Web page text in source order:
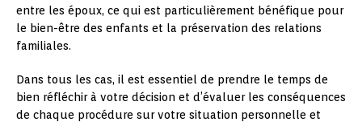
entre les époux, ce qui est particulièrement bénéfique pour
le bien-être des enfants et la préservation des relations
familiales.
Dans tous les cas, il est essentiel de prendre le temps de
bien réfléchir à votre décision et d’évaluer les conséquences
de chaque procédure sur votre situation personnelle et